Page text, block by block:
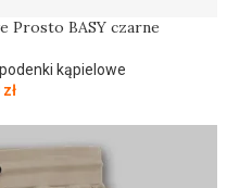
Prosto BASY czarne
kąpielowe
zł